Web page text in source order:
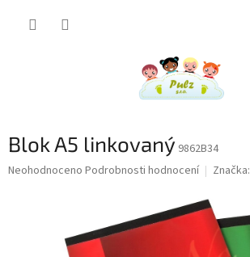
Blok A5 linkovaný 9862B34
Průměrné
Neohodnoceno Podrobnosti hodnocení Značka: